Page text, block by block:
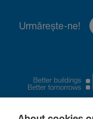
Urmă­rește-ne!